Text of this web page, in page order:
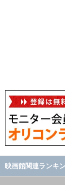
映画館関連ランキ